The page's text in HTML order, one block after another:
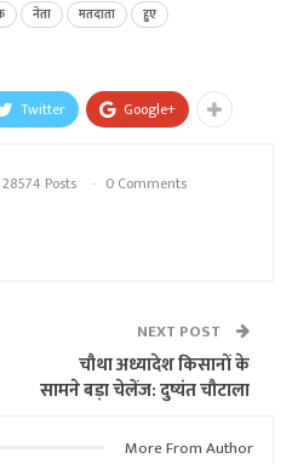
नेता मतदाता हुए
Twitter Google+
28574 Posts 0 Comments
NEXT POST
चौथा अध्यादेश किसानों के
सामने बड़ा चेलेंज: दुष्यंत चौटाला
More From Author